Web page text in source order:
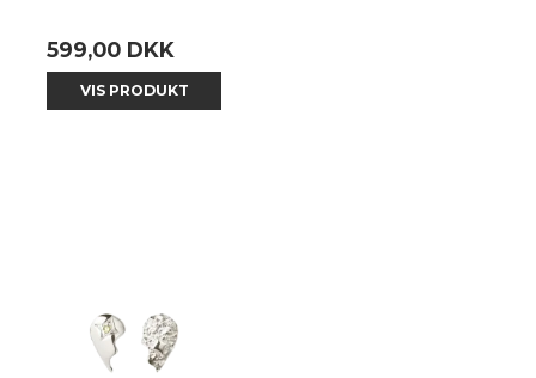
599,00 DKK
VIS PRODUKT